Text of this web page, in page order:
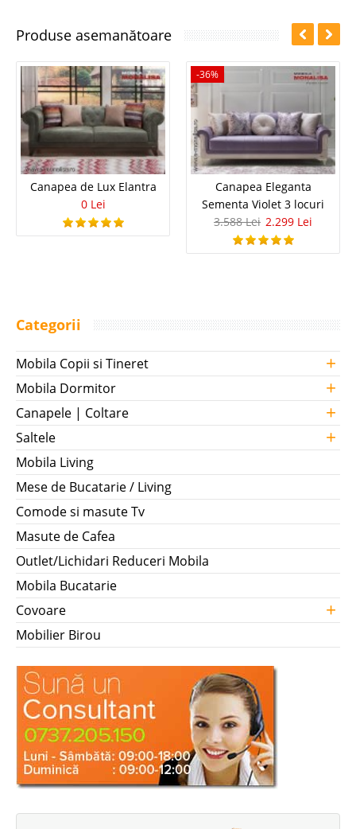
Produse asemanătoare
Canapea de Lux Elantra
0 Lei
-36%
Canapea Eleganta
Sementa Violet 3 locuri
3.588 Lei 2.299 Lei
Categorii
Mobila Copii si Tineret +
Mobila Dormitor +
Canapele | Coltare +
Saltele +
Mobila Living
Mese de Bucatarie / Living
Comode si masute Tv
Masute de Cafea
Outlet/Lichidari Reduceri Mobila
Mobila Bucatarie
Covoare
+
Mobilier Birou